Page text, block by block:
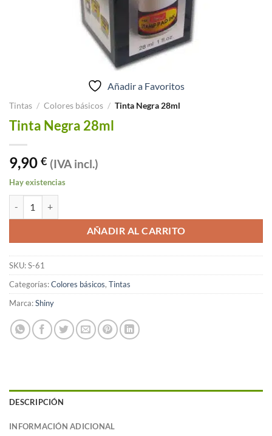
Añadir a Favoritos
Tintas / Colores básicos / Tinta Negra 28ml
Tinta Negra 28ml
9,90 € (IVA incl.)
Hay existencias
AÑADIR AL CARRITO
SKU:S-61
Categorías:Colores básicos, Tintas
Marca:Shiny
DESCRIPCIÓN
INFORMACIÓN ADICIONAL